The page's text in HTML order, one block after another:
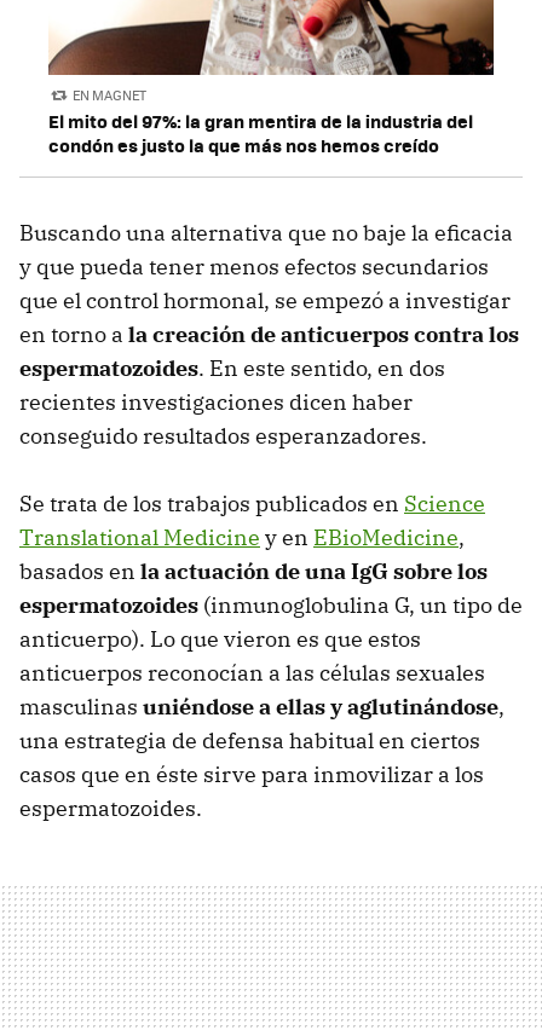
EN MAGNET
El mito del 97%: la gran mentira de la industria del
condón es justo la que más nos hemos creído
Buscando una alternativa que no baje la eficacia
y que pueda tener menos efectos secundarios
que el control hormonal, se empezó a investigar
en torno a la creación de anticuerpos contra los
espermatozoides. En este sentido, en dos
recientes investigaciones dicen haber
conseguido resultados esperanzadores.
Se trata de los trabajos publicados en Science
Translational Medicine y en EBioMedicine,
basados en la actuación de una IgG sobre los
espermatozoides (inmunoglobulina G, un tipo de
anticuerpo). Lo que vieron es que estos
anticuerpos reconocían a las células sexuales
masculinas uniéndose a ellas y aglutinándose,
una estrategia de defensa habitual en ciertos
casos que en éste sirve para inmovilizar a los
espermatozoides.